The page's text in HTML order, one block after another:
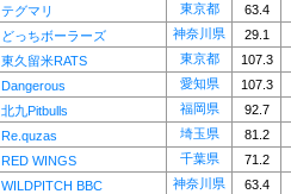
テグマリ 東京都
63.4
どっちボーラーズ 神奈川県
29.1
東久留米RATS 東京都
107.3
Dangerous 愛知県
107.3
北九Pitbulls 福岡県
92.7
Re.quzas 埼玉県
81.2
RED WINGS 千葉県
71.2
WILDPITCH BBC 神奈川県
63.4